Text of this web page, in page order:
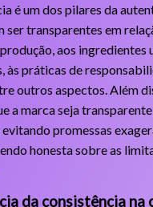
é um dos pilares da
ser transparentes em
aos ingredientes
às práticas de
outros aspectos. Além
a marca seja transparente
promessas
honesta sobre as
da consistência na